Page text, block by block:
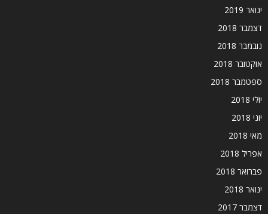
ינואר 2019
דצמבר 2018
נובמבר 2018
אוקטובר 2018
ספטמבר 2018
יולי 2018
יוני 2018
מאי 2018
אפריל 2018
פברואר 2018
ינואר 2018
דצמבר 2017